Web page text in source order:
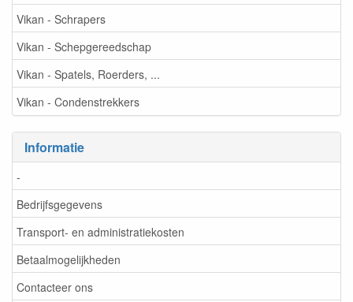
Vikan - Schrapers
Vikan - Schepgereedschap
Vikan - Spatels, Roerders, ...
Vikan - Condenstrekkers
Informatie
-
Bedrijfsgegevens
Transport- en administratiekosten
Betaalmogelijkheden
Contacteer ons